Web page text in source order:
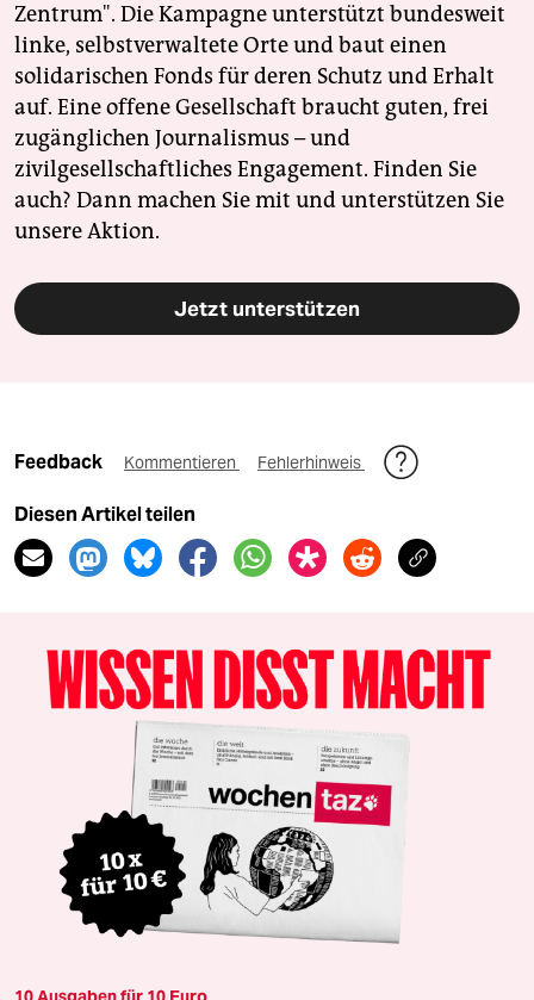
Zentrum". Die Kampagne unterstützt bundesweit
linke, selbstverwaltete Orte und baut einen
solidarischen Fonds für deren Schutz und Erhalt
auf. Eine offene Gesellschaft braucht guten, frei
zugänglichen Journalismus – und
zivilgesellschaftliches Engagement. Finden Sie
auch? Dann machen Sie mit und unterstützen Sie
unsere Aktion.
Jetzt unterstützen
Feedback Kommentieren Fehlerhinweis
Diesen Artikel teilen